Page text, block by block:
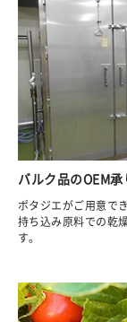
バルク品のOEM承
ポタジエがご用意で
持ち込み原料での乾
す。